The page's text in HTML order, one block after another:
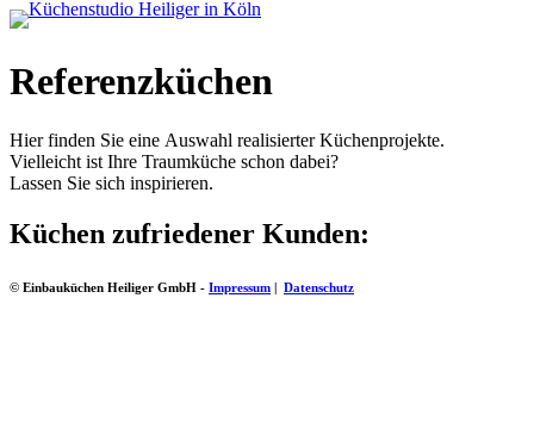
Referenzküchen
Hier finden Sie eine Auswahl realisierter Küchenprojekte.
Vielleicht ist Ihre Traumküche schon dabei?
Lassen Sie sich inspirieren.
Küchen zufriedener Kunden:
© Einbauküchen Heiliger GmbH - Impressum | Datenschutz